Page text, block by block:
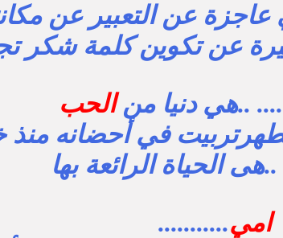
عاجزة عن التعبير عن
عن تكوين كلمة شكر
..هي دنيا منالحب
في أحضانه
..هى الحياة الرائعة بها
امي...........